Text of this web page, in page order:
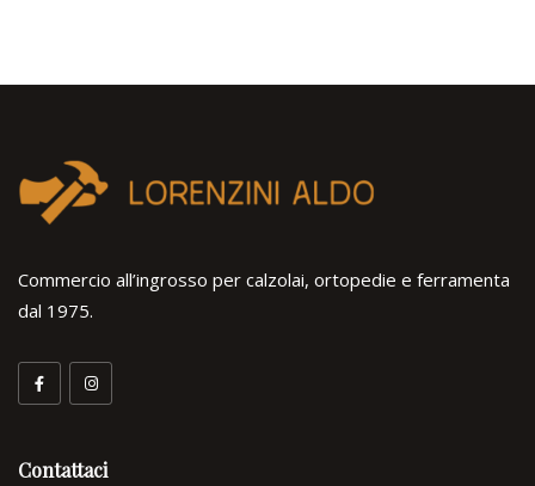
Commercio all’ingrosso per calzolai, ortopedie e ferramenta
dal 1975.
Contattaci